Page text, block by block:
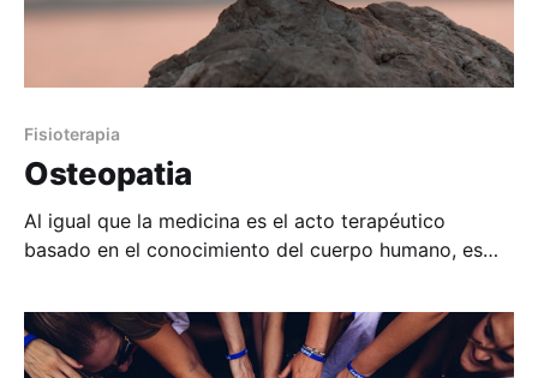
Fisioterapia
Osteopatia
Al igual que la medicina es el acto terapéutico
basado en el conocimiento del cuerpo humano, es
una criba para mejorar los resultados de estas. Con
la Osteopatía hablamos del mismo modelo, pero con
un enfoque más global, en el que